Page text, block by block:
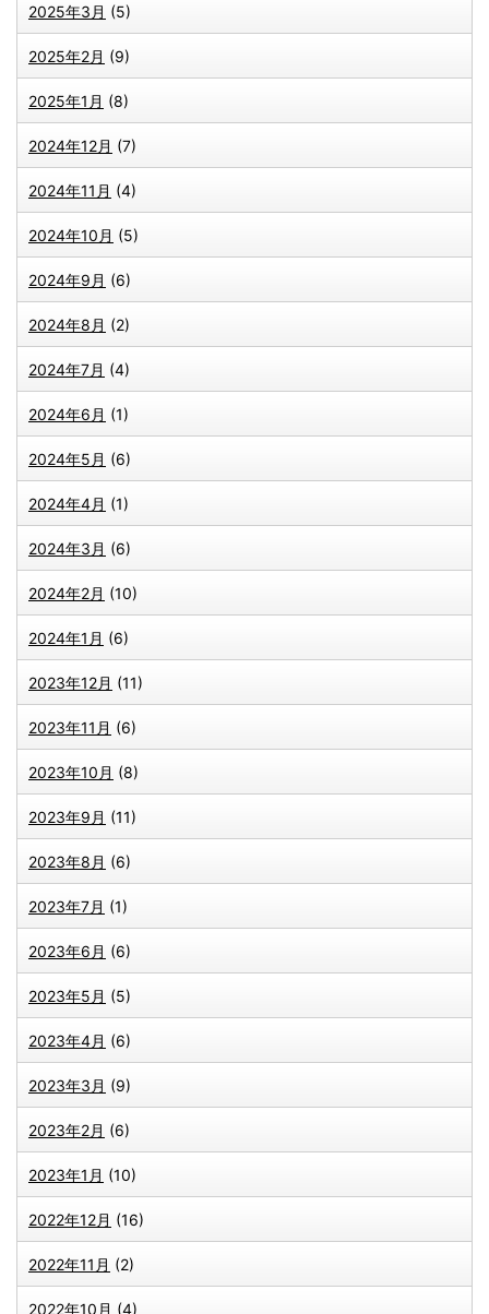
2025年3月 (5)
2025年2月 (9)
2025年1月 (8)
2024年12月 (7)
2024年11月 (4)
2024年10月 (5)
2024年9月 (6)
2024年8月 (2)
2024年7月 (4)
2024年6月 (1)
2024年5月 (6)
2024年4月 (1)
2024年3月 (6)
2024年2月 (10)
2024年1月 (6)
2023年12月 (11)
2023年11月 (6)
2023年10月 (8)
2023年9月 (11)
2023年8月 (6)
2023年7月 (1)
2023年6月 (6)
2023年5月 (5)
2023年4月 (6)
2023年3月 (9)
2023年2月 (6)
2023年1月 (10)
2022年12月 (16)
2022年11月 (2)
2022年10月 (4)